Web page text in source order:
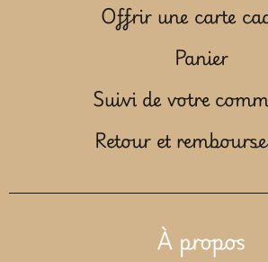
Offrir une carte
Panier
Suivi de votre
Retour et
À propos